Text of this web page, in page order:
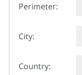
Perimeter:
City:
Country: